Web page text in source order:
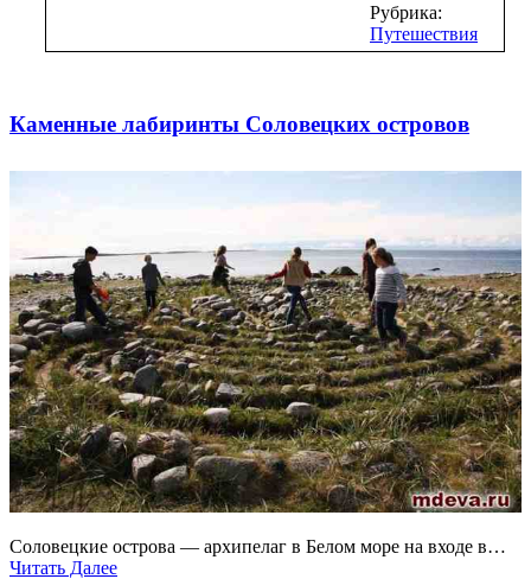
Рубрика:
Путешествия
Каменные лабиринты Соловецких островов
Соловецкие острова — архипелаг в Белом море на входе в…
Читать Далее